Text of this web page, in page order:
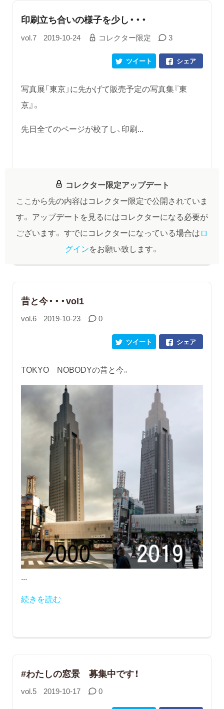
印刷立ち合いの様子を少し・・・
vol.7 2019-10-24 コレクター限定 3
シェア
ツイート
写真展「東京」に先かげて販売予定の写真集『東
京』。
先日全てのページが校了し、印刷...
コレクター限定アップデート
ここから先の内容はコレクター限定で公開されていま
す。 アップデートを見るにはコレクターになる必要が
ございます。 すでにコレクターになっている場合はロ
グインをお願い致します。
昔と今・・・vol1
vol.6 2019-10-23 0
シェア
ツイート
TOKYO NOBODYの昔と今。
...
続きを読む
#わたしの窓景 募集中です！
vol.5 2019-10-17 0